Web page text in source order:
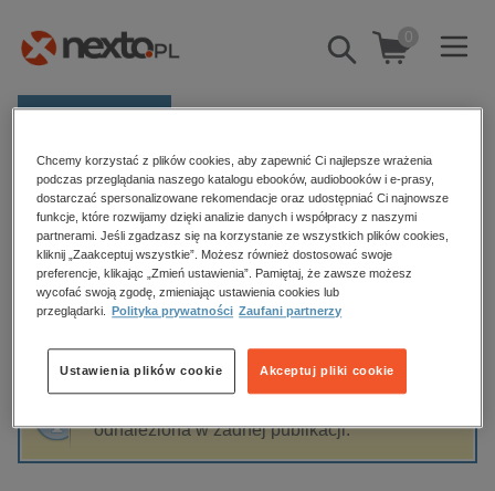
Pokaż/schowaj
wyszukiwarkę
0
Kategorie
Zobacz wszystkie E-prasa
budownictwo, aranżacja wnętrz
biznesowe, branżowe, gospodarka
dzienniki
edukacja
hobby, sport, rozrywka
komputery, internet, technologie, informatyka
Strona główna Luce Irigaray
Luce Irigaray
Sortowanie Filtrowanie
odnaleziona w żadnej publikacji.
Chcemy korzystać z plików cookies, aby zapewnić Ci najlepsze wrażenia
podczas przeglądania naszego katalogu ebooków, audiobooków i e-prasy,
dostarczać spersonalizowane rekomendacje oraz udostępniać Ci najnowsze
funkcje, które rozwijamy dzięki analizie danych i współpracy z naszymi
partnerami. Jeśli zgadzasz się na korzystanie ze wszystkich plików cookies,
kliknij „Zaakceptuj wszystkie”. Możesz również dostosować swoje
preferencje, klikając „Zmień ustawienia”. Pamiętaj, że zawsze możesz
wycofać swoją zgodę, zmieniając ustawienia cookies lub
przeglądarki.
Polityka prywatności Zaufani partnerzy
Akceptuj pliki cookie
Ustawienia plików cookie